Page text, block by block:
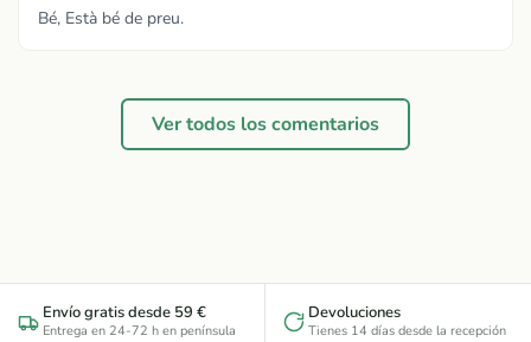
Bé, Està bé de preu.
Ver todos los comentarios
Envío gratis desde 59 €
Entrega en 24-72 h en península
Devoluciones
Tienes 14 días desde la recepción